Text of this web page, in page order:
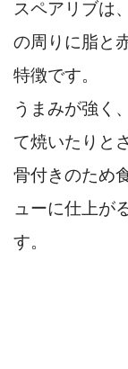
スペアリブは
の周りに脂と
特徴です。
うまみが強く
て焼いたりと
骨付きのため
ューに仕上が
す。